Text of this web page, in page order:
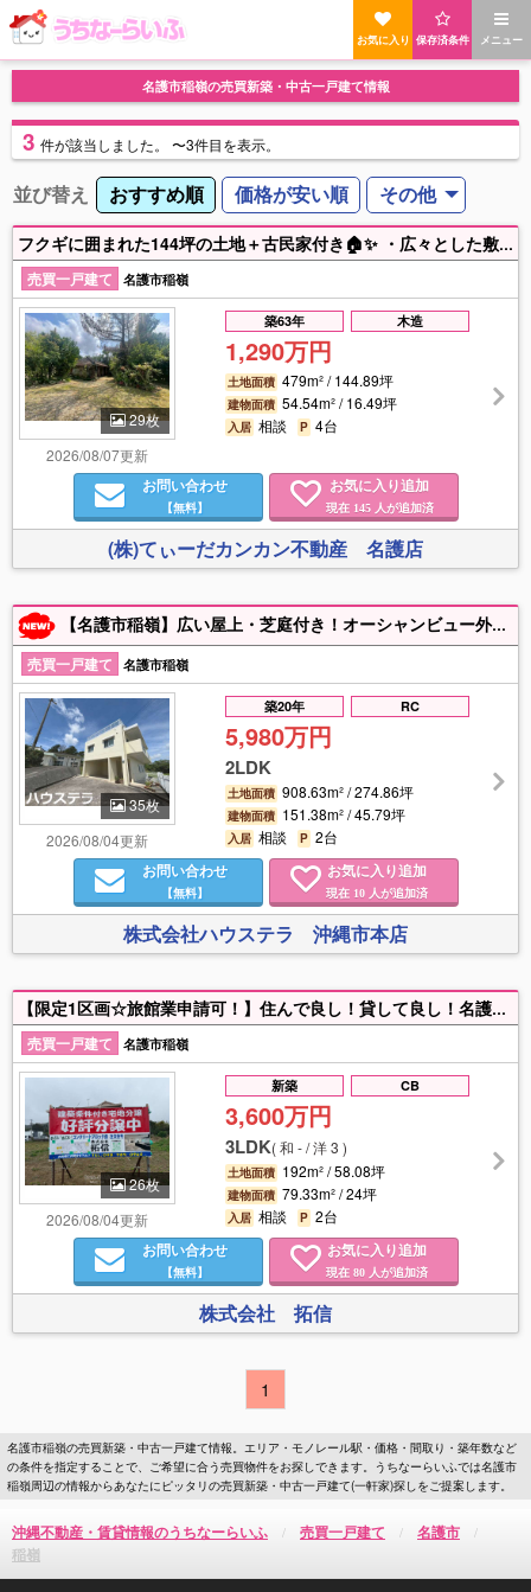
メニュー
保存済条件
お気に入り
名護市稲嶺の売買新築・中古一戸建て情報
3 件が該当しました。 〜3件目を表示。
並び替え おすすめ順 価格が安い順 その他
フクギに囲まれた144坪の土地＋古民家付き🏠✨ ・広々とした敷地・古民家再生も建替えも可能 ・お好みのスタイルで活用できる魅力ある物件です・真喜屋小学校まで徒歩6分・国道58号線まで車で約1分♪ 1480万円➡1290万円価格変更してます！この機会にぜひお問合せお待ちしております！！
売買一戸建て
名護市稲嶺
29枚
2026/08/07更新
築63年 木造
1,290万円
土地面積 479m² / 144.89坪
建物面積 54.54m² / 16.49坪
入居 相談P 4台
お問い合わせ
【無料】
お気に入り追加
現在 145人が追加済
(株)てぃーだカンカン不動産 名護店
【名護市稲嶺】広い屋上・芝庭付き！オーシャンビュー外人住宅が出ました！ 居住中のため、内覧は事前予約になります。 携銀行相談できます。付近物件もお探しの方は是非ハウステラまでご連絡ください♪
売買一戸建て 名護市稲嶺
35枚
2026/08/04更新
築20年 RC
5,980万円
2LDK
土地面積 908.63m² / 274.86坪
建物面積 151.38m² / 45.79坪
入居 相談P 2台
お問い合わせ
【無料】
お気に入り追加
現在 10人が追加済
株式会社ハウステラ 沖縄市本店
【限定1区画☆旅館業申請可！】住んで良し！貸して良し！名護市稲嶺・注文住宅受付開始！閑静な住宅地。国道58号線まで450ｍ。 ジャングリアや、屋我地島まで車で15分以内！お気軽にお問い合わせください(^^♪
売買一戸建て
名護市稲嶺
26枚
2026/08/04更新
新築 CB
3,600万円
3LDK(和 - / 洋 3 )
土地面積 192m² / 58.08坪
建物面積 79.33m² / 24坪
入居 相談P 2台
お問い合わせ
【無料】
お気に入り追加
現在 80人が追加済
株式会社 拓信
1
名護市稲嶺の売買新築・中古一戸建て情報。エリア・モノレール駅・価格・間取り・築年数など
の条件を指定することで、ご希望に合う売買物件をお探しできます。うちなーらいふでは名護市
稲嶺周辺の情報からあなたにピッタリの売買新築・中古一戸建て(一軒家)探しをご提案します。
沖縄不動産・賃貸情報のうちなーらいふ 売買一戸建て
名護市
稲嶺